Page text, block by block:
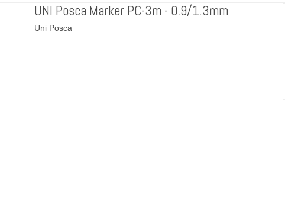
UNI Posca Marker PC-3m - 0.9/1.3mm
Uni Posca